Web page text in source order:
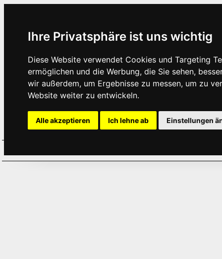
Ihre Privatsphäre ist uns wichtig
Diese Website verwendet Cookies und Targeting
ermöglichen und die Werbung, die Sie sehen,
wir außerdem, um Ergebnisse zu messen, um zu
Website weiter zu entwickeln.
Alle akzeptieren Ich lehne ab Einstellungen